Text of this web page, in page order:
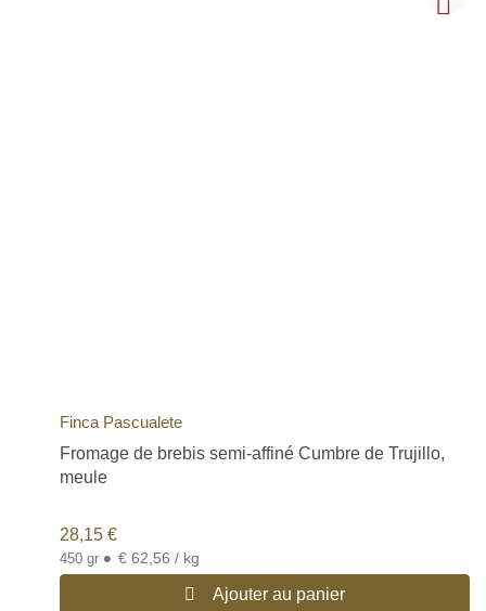
Finca Pascualete
Fromage de brebis semi-affiné Cumbre de Trujillo,
meule
28,15 €
450 gr • € 62,56 / kg
Ajouter au panier